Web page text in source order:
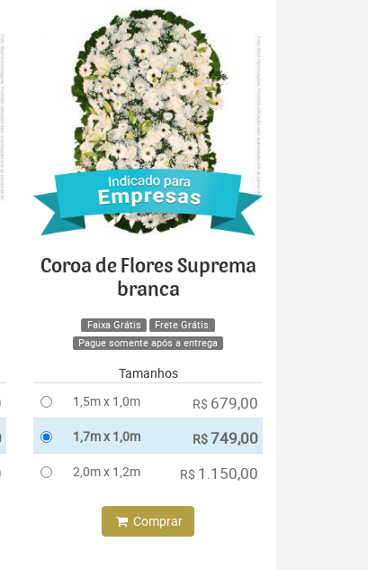
Coroa de Flores Suprema
branca
Faixa Grátis
Frete Grátis
Pague somente após a entrega
Tamanhos
1,5m x 1,0m
R$ 679,00
1,7m x 1,0m R$749,00
2,0m x 1,2m R$ 1.150,00
Comprar